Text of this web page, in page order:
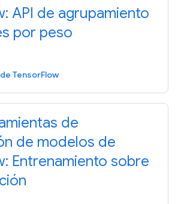
API de agrupamiento
por peso
TensorFlow
de
de modelos de
Entrenamiento sobre